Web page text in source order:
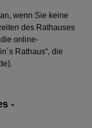
wenn Sie keine
des Rathauses
online-
Rathaus“, die
-